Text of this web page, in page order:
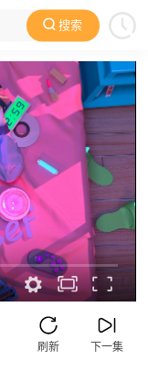
搜索
欧美动漫 动漫电影
下一集
刷新